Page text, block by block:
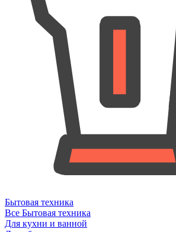
Бытовая техника
Все Бытовая техника
Для кухни и ванной